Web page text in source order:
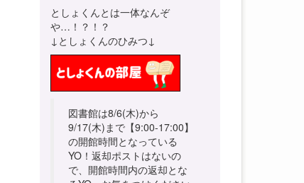
としょくんとは一体なんぞ
や…！？！？
↓としょくんのひみつ↓
図書館は8/6(木)から
9/17(木)まで【9:00-17:00】
の開館時間となっている
YO！返却ポストはないの
で、開館時間内の返却とな